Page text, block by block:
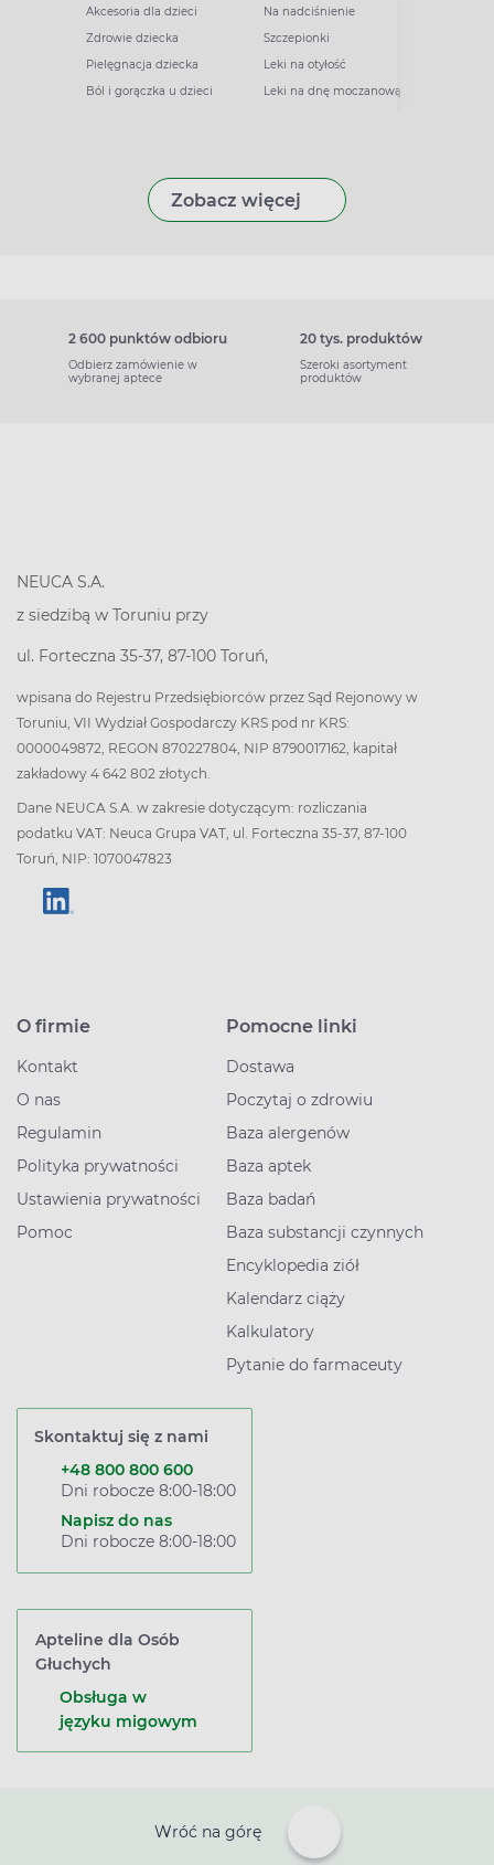
Akcesoria dla dzieci
Zdrowie dziecka
Pielęgnacja dziecka
Ból i gorączka u dzieci
Na nadciśnienie
Szczepionki
Leki na otyłość
Leki na dnę moczanową
Zobacz więcej
2 600 punktów odbioru
Odbierz zamówienie w
wybranej aptece
20 tys. produktów
Szeroki asortyment
produktów
NEUCA S.A.
z siedzibą w Toruniu przy
ul. Forteczna 35-37, 87-100 Toruń,
wpisana do Rejestru Przedsiębiorców przez Sąd Rejonowy w
Toruniu, VII Wydział Gospodarczy KRS pod nr KRS:
0000049872, REGON 870227804, NIP 8790017162, kapitał
zakładowy 4 642 802 złotych.
Dane NEUCA S.A. w zakresie dotyczącym: rozliczania
podatku VAT: Neuca Grupa VAT, ul. Forteczna 35-37, 87-100
Toruń, NIP: 1070047823
O firmie
Kontakt
O nas
Regulamin
Polityka prywatności
Ustawienia prywatności
Pomoc
Pomocne linki
Dostawa
Poczytaj o zdrowiu
Baza alergenów
Baza aptek
Baza badań
Baza substancji czynnych
Encyklopedia ziół
Kalendarz ciąży
Kalkulatory
Pytanie do farmaceuty
Skontaktuj się z nami
+48 800 800 600
Dni robocze 8:00-18:00
Napisz do nas
Dni robocze 8:00-18:00
Apteline dla Osób
Głuchych
Obsługa w
języku migowym
Wróć na górę